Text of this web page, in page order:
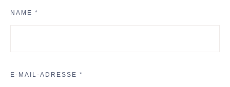
NAME *
E-MAIL-ADRESSE *